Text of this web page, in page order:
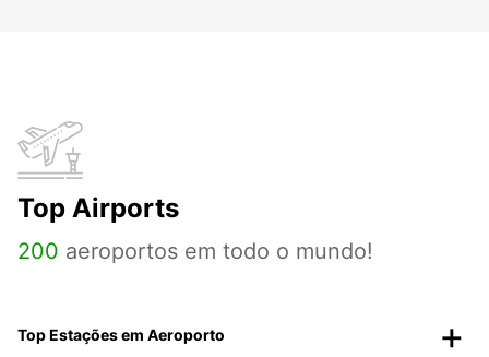
Top Airports
200 aeroportos em todo o mundo!
Top Estações em Aeroporto